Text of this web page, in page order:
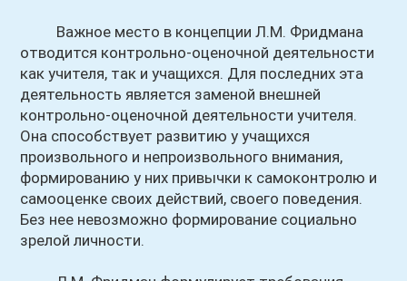
Важное место в концепции Л.М. Фридмана
отводится контрольно-оценочной деятельности
как учителя, так и учащихся. Для последних эта
деятельность является заменой внешней
контрольно-оценочной деятельности учителя.
Она способствует развитию у учащихся
произвольного и непроизвольного внимания,
формированию у них привычки к самоконтролю и
самооценке своих действий, своего поведения.
Без нее невозможно формирование социально
зрелой личности.